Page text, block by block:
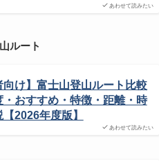
あわせて読みたい
ルート
あわせて読みたい
向け】富士山登山ルート比較
・おすすめ・特徴・距離・時
2026年度版】